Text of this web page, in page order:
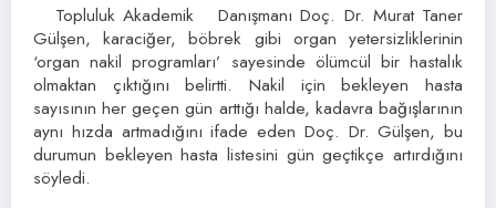
Topluluk Akademik Danışmanı Doç. Dr. Murat Taner
Gülşen, karaciğer, böbrek gibi organ yetersizliklerinin
‘organ nakil programları’ sayesinde ölümcül bir hastalık
olmaktan çıktığını belirtti. Nakil için bekleyen hasta
sayısının her geçen gün arttığı halde, kadavra bağışlarının
aynı hızda artmadığını ifade eden Doç. Dr. Gülşen, bu
durumun bekleyen hasta listesini gün geçtikçe artırdığını
söyledi.